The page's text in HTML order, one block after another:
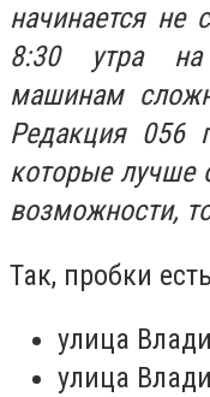
начинается
8:30 утра на
машинам
Редакция 056
которые лучше
возможности,
Так, пробки
улица
улица